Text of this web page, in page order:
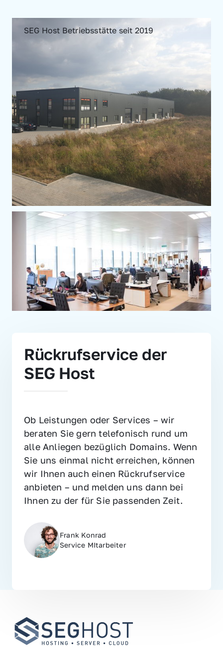
SEG Host Betriebsstätte seit 2019
Rückrufservice der
SEG Host
Ob Leistungen oder Services – wir
beraten Sie gern telefonisch rund um
alle Anliegen bezüglich Domains. Wenn
Sie uns einmal nicht erreichen, können
wir Ihnen auch einen Rückrufservice
anbieten – und melden uns dann bei
Ihnen zu der für Sie passenden Zeit.
Frank Konrad
Service MItarbeiter